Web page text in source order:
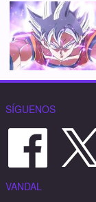
SÍGUENOS
VANDAL